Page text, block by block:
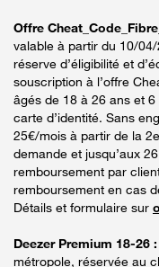
Offre
valable à partir du 10/
réserve d’éligibilité et
souscription à l’offre
âgés de 18 à 26 ans et
carte d’identité. Sans
25€/mois à partir de la
demande et jusqu’aux
remboursement par
remboursement en cas
Détails et formulaire sur
Deezer Premium 18-26 :
métropole, réservée au